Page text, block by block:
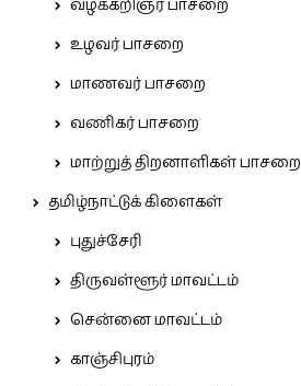
வழக்கறிஞர் பாசறை
உழவர் பாசறை
மாணவர் பாசறை
வணிகர் பாசறை
மாற்றுத் திறனாளிகள் பாசறை
தமிழ்நாட்டுக் கிளைகள்
புதுச்சேரி
திருவள்ளூர் மாவட்டம்
சென்னை மாவட்டம்
காஞ்சிபுரம்